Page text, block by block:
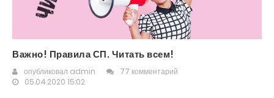
Важно! Правила СП. Читать всем!
опубликовал admin
77 комментарий
05.04.2020 15:02